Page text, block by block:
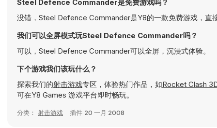
Steel Defence Commander是免费游戏吗？
没错，Steel Defence Commander是Y8的一款免费游戏，直
我们可以全屏模式玩Steel Defence Commander吗？
可以，Steel Defence Commander可以全屏，沉浸式体验。
下个游戏我们该玩什么？
探索我们的射击游戏专区，体验热门作品，如Rocket Clash
可在Y8 Games 游戏平台即时畅玩。
分类： 射击游戏 插件 20 一月 2008